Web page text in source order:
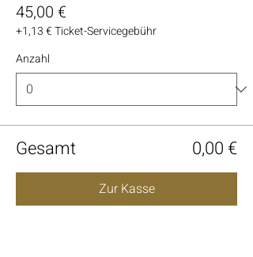
45,00 €
+1,13 € Ticket-Servicegebühr
Anzahl
Gesamt 0,00 €
Zur Kasse